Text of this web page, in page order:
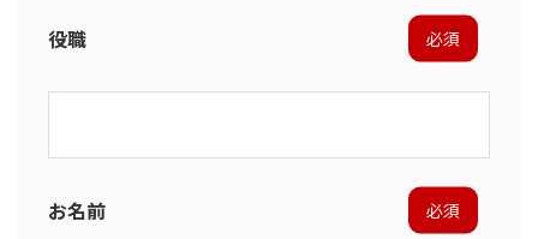
役職 必須
お名前 必須